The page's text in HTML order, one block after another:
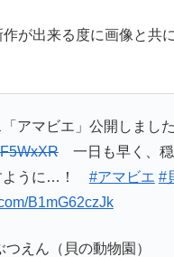
が出来る度に画像と共
アマビエ」公開しました
一日も早く、穏
ように…！ #アマビエ #
B1mG62czJk
えん（貝の動物園）